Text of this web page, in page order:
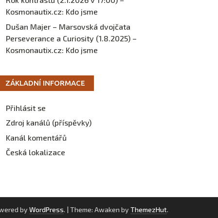
Kosmonautix.cz: Kdo jsme
Dušan Majer – Marsovská dvojčata
Perseverance a Curiosity (1.8.2025) –
Kosmonautix.cz: Kdo jsme
ZÁKLADNÍ INFORMACE
Přihlásit se
Zdroj kanálů (příspěvky)
Kanál komentářů
Česká lokalizace
by WordPress. | Theme: Awaken by ThemezHut.